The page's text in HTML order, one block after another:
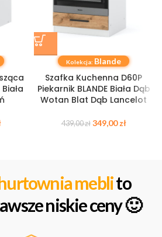
Kolekcja: Blande
Szafka Kuchenna D60P
Piekarnik BLANDE Biała Dąb
Wotan Blat Dąb Lancelot
439,00zł 349,00zł
meblito
niskie ceny 🙂